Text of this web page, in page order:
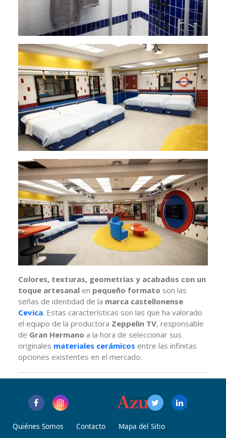
Colores, texturas, geometrías y acabados con un
toque artesanal en pequeño formato son las
señas de identidad de la marca castellonense
Cevica. Estas características son las que ha valorado
el equipo de la productora Zeppelin TV, responsable
de Gran Hermano a la hora de seleccionar sus
originales materiales cerámicos entre las infinitas
opciones existentes en el mercado.
Quiénes Somos Contacto Mapa del Sitio